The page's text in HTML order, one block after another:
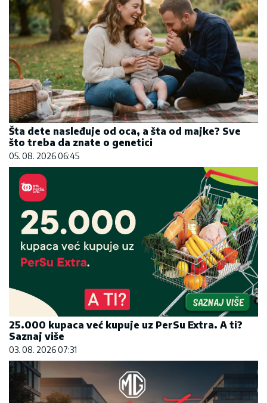
Šta dete nasleđuje od oca, a šta od majke? Sve
što treba da znate o genetici
05. 08. 2026 06:45
25.000 kupaca već kupuje uz PerSu Extra. A ti?
Saznaj više
03. 08. 2026 07:31